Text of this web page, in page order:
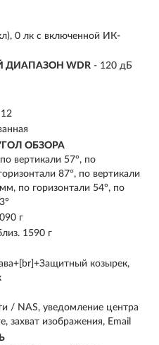
0 лк с включенной ИК-
WDR - 120 дБ
ОБЗОРА
вертикали 57°, по
87°, по вертикали
по горизонтали 54°, по
г
1590 г
козырек,
/ NAS, уведомление центра
захват изображения, Email